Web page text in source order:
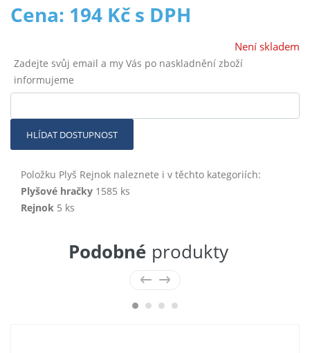
Cena: 194 Kč s DPH
Není skladem
Zadejte svůj email a my Vás po naskladnění zboží
informujeme
HLÍDAT DOSTUPNOST
Položku Plyš Rejnok naleznete i v těchto kategoriích:
Plyšové hračky 1585 ks
Rejnok 5 ks
Podobné produkty